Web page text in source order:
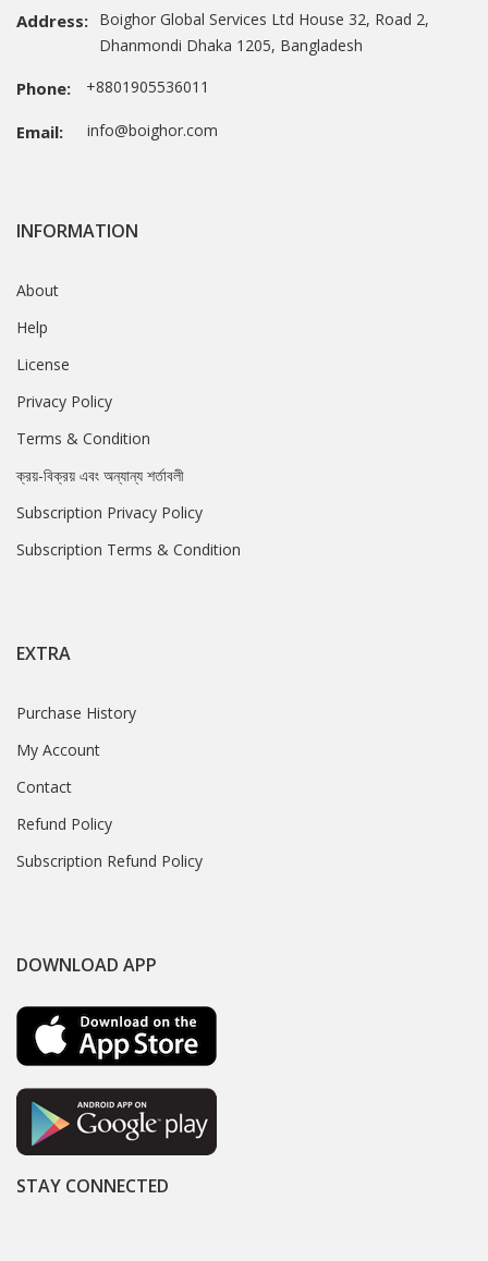
Address: Boighor Global Services Ltd House 32, Road 2,
Dhanmondi Dhaka 1205, Bangladesh
Phone: +8801905536011
Email: info@boighor.com
INFORMATION
About
Help
License
Privacy Policy
Terms & Condition
ক্রয়-বিক্রয় এবং অন্যান্য শর্তাবলী
Subscription Privacy Policy
Subscription Terms & Condition
EXTRA
Purchase History
My Account
Contact
Refund Policy
Subscription Refund Policy
DOWNLOAD APP
STAY CONNECTED